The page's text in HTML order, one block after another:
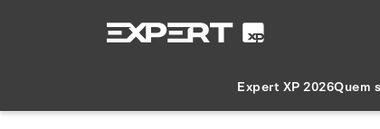
Expert XP 2026Quem